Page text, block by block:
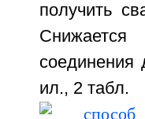
получить
ил., 2 табл.